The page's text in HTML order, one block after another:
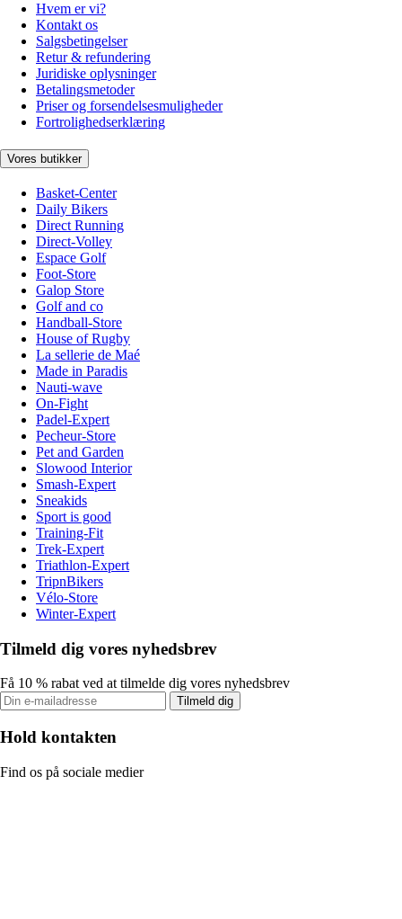
Hvem er vi?
Kontakt os
Salgsbetingelser
Retur & refundering
Juridiske oplysninger
Betalingsmetoder
Priser og forsendelsesmuligheder
Fortrolighedserklæring
Vores butikker
Basket-Center
Daily Bikers
Direct Running
Direct-Volley
Espace Golf
Foot-Store
Galop Store
Golf and co
Handball-Store
House of Rugby
La sellerie de Maé
Made in Paradis
Nauti-wave
On-Fight
Padel-Expert
Pecheur-Store
Pet and Garden
Slowood Interior
Smash-Expert
Sneakids
Sport is good
Training-Fit
Trek-Expert
Triathlon-Expert
TripnBikers
Vélo-Store
Winter-Expert
Tilmeld dig vores nyhedsbrev
Få 10 % rabat ved at tilmelde dig vores nyhedsbrev
Tilmeld dig
Hold kontakten
Find os på sociale medier